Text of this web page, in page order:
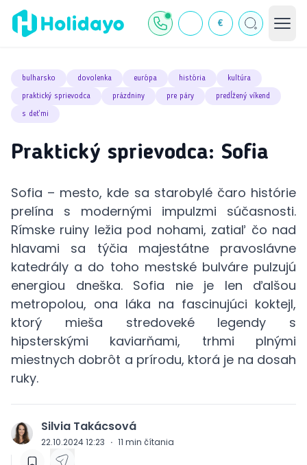
€
bulharsko dovolenka európa história kultúra
praktický sprievodca prázdniny pre páry predĺžený víkend
s deťmi
Praktický sprievodca: Sofia
Sofia – mesto, kde sa starobylé čaro histórie
prelína s modernými impulzmi súčasnosti.
Rímske ruiny ležia pod nohami, zatiaľ čo nad
hlavami sa týčia majestátne pravoslávne
katedrály a do toho mestské bulváre pulzujú
energiou dneška. Sofia nie je len ďalšou
metropolou, ona láka na fascinujúci koktejl,
ktorý mieša stredoveké legendy s
hipsterskými kaviarňami, trhmi plnými
miestnych dobrôt a prírodu, ktorá je na dosah
ruky.
J Silvia Takácsová
22.10.2024 12:23 · 11 min čítania